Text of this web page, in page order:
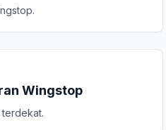
Wingstop